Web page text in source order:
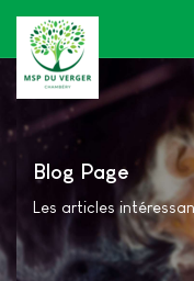
Blog Page
Les articles